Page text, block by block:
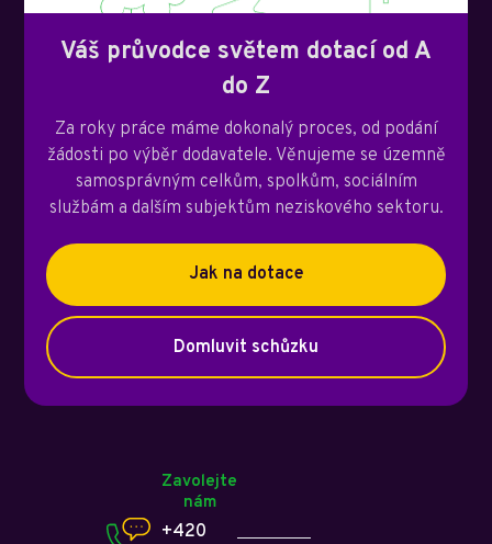
Váš průvodce světem dotací od A
do Z
Za roky práce máme dokonalý proces, od podání
žádosti po výběr dodavatele. Věnujeme se územně
samosprávným celkům, spolkům, sociálním
službám a dalším subjektům neziskového sektoru.
Jak na dotace
Domluvit schůzku
Zavolejte
nám
+420